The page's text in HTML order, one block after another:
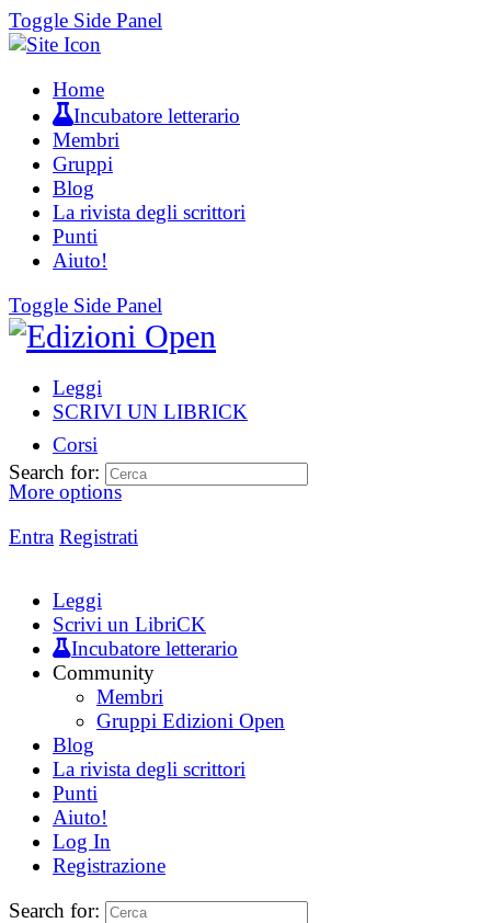
Toggle Side Panel
Home
Incubatore letterario
Membri
Gruppi
Blog
La rivista degli scrittori
Punti
Aiuto!
Toggle Side Panel
Leggi
SCRIVI UN LIBRICK
Corsi
More options
Entra Registrati
Search for:
Leggi
Scrivi un LibriCK
Incubatore letterario
Community
Membri
Gruppi Edizioni Open
Blog
La rivista degli scrittori
Punti
Aiuto!
Log In
Registrazione
Search for: